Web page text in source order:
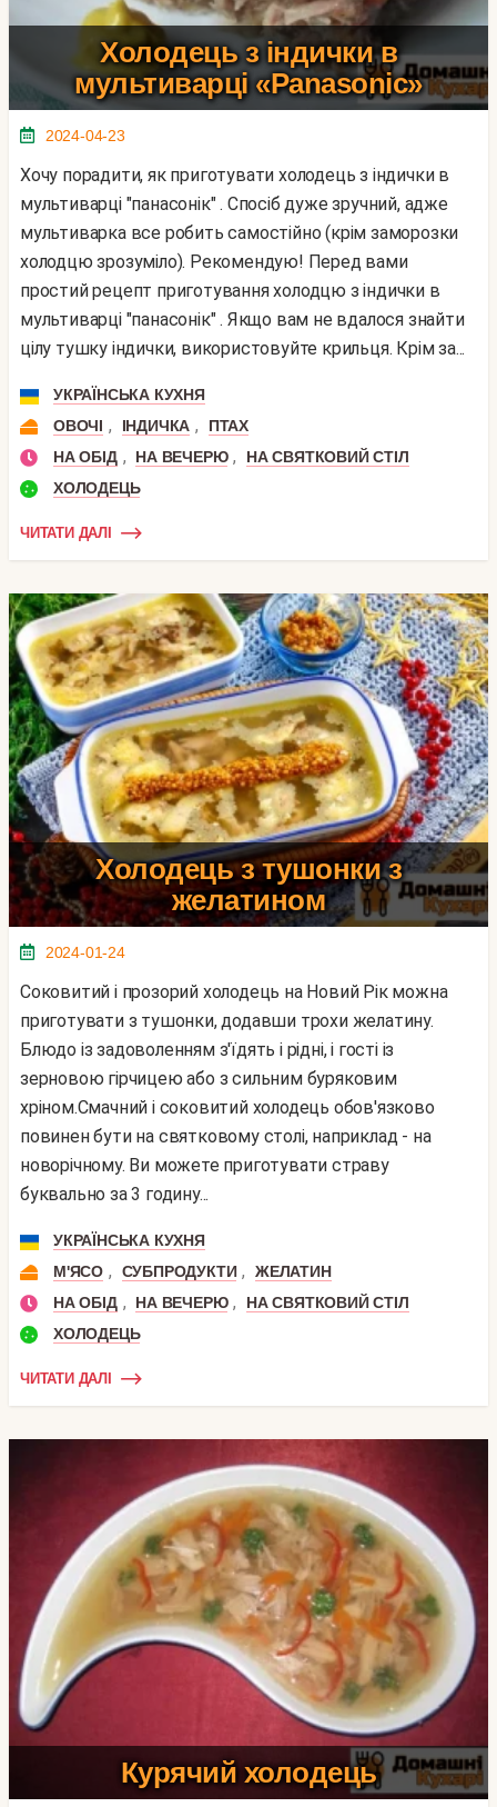
Холодець з індички в
мультиварці «Panasonic»
2024-04-23
Хочу порадити, як приготувати холодець з індички в
мультиварці "панасонік" . Спосіб дуже зручний, адже
мультиварка все робить самостійно (крім заморозки
холодцю зрозуміло). Рекомендую! Перед вами
простий рецепт приготування холодцю з індички в
мультиварці "панасонік" . Якщо вам не вдалося знайти
цілу тушку індички, використовуйте крильця. Крім за...
УКРАЇНСЬКА КУХНЯ
ОВОЧІ , ІНДИЧКА ,
ПТАХ
НА ОБІД , НА ВЕЧЕРЮ ,
НА СВЯТКОВИЙ СТІЛ
ХОЛОДЕЦЬ
ЧИТАТИ ДАЛІ
Холодець з тушонки з
желатином
2024-01-24
Соковитий і прозорий холодець на Новий Рік можна
приготувати з тушонки, додавши трохи желатину.
Блюдо із задоволенням з'їдять і рідні, і гості із
зерновою гірчицею або з сильним буряковим
хріном.Смачний і соковитий холодець обов'язково
повинен бути на святковому столі, наприклад - на
новорічному. Ви можете приготувати страву
буквально за 3 годину...
УКРАЇНСЬКА КУХНЯ
М'ЯСО , СУБПРОДУКТИ ,
ЖЕЛАТИН
НА ОБІД , НА ВЕЧЕРЮ ,
НА СВЯТКОВИЙ СТІЛ
ХОЛОДЕЦЬ
ЧИТАТИ ДАЛІ
Курячий холодець